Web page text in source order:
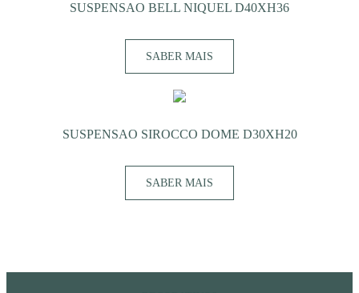
SUSPENSAO BELL NIQUEL D40XH36
SABER MAIS
SUSPENSAO SIROCCO DOME D30XH20
SABER MAIS